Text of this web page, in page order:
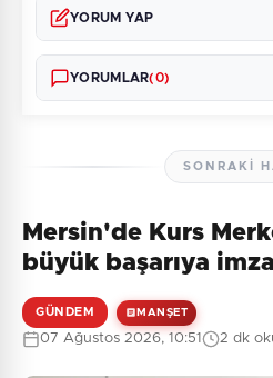
YORUM YAP
YORUMLAR(0)
Henüz yorum
SONRAKI
Mersin'de Kurs
büyük başarıya
GÜNDEM MANŞET
07 Ağustos 2026, 10:51 2 dk